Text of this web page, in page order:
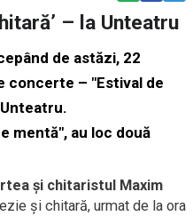
– la Unteatru
de astăzi, 22
concerte – "Estival de
mentă", au loc două
şi chitaristul Maxim
și chitară, urmat de la ora